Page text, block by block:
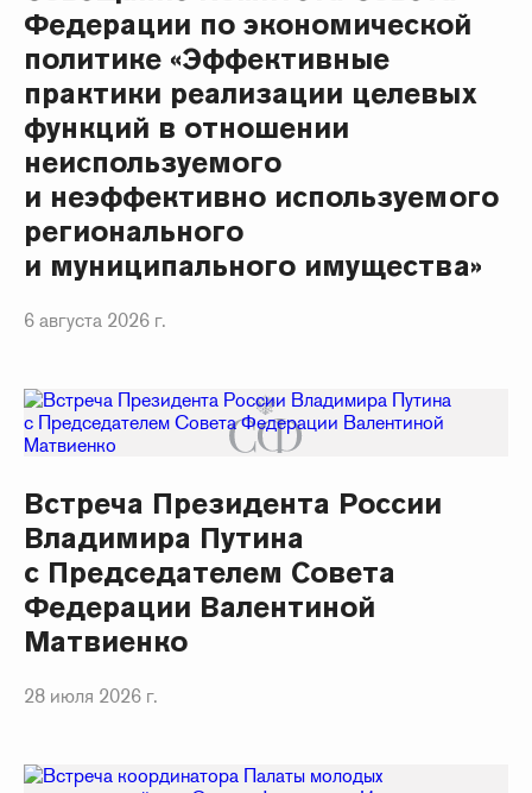
Федерации по экономической
политике «Эффективные
практики реализации целевых
функций в отношении
неиспользуемого
и неэффективно используемого
регионального
и муниципального имущества»
6 августа 2026 г.
Встреча Президента России
Владимира Путина
с Председателем Совета
Федерации Валентиной
Матвиенко
28 июля 2026 г.